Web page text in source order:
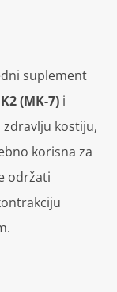
suplement
(MK-7) i
kostiju,
korisna za
održati